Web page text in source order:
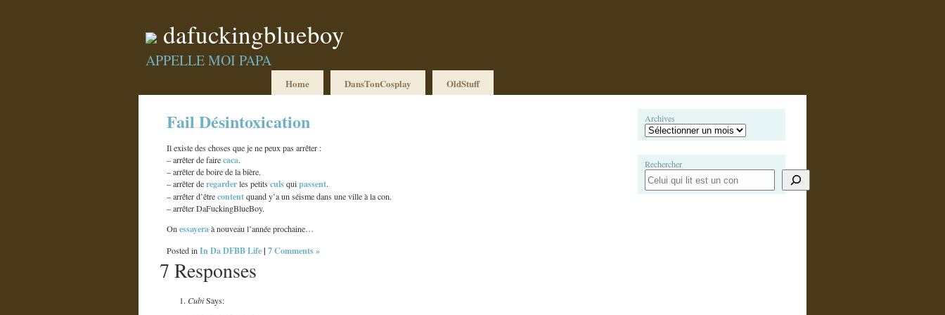
dafuckingblueboy
APPELLE MOI PAPA
Home DansTonCosplay OldStuff
Fail Désintoxication
Il existe des choses que je ne peux pas arrêter :
– arrêter de fairecaca.
– arrêter de boire de la bière.
– arrêter deregarderles petitsculsquipassent.
– arrêter d’êtrecontentquand y’a un séisme dans une ville à la con.
– arrêter DaFuckingBlueBoy.
Onessayeraà nouveau l’année prochaine…
Posted inIn Da DFBB Life| 7 Comments »
7 Responses
CubiSays:
Archives
Rechercher